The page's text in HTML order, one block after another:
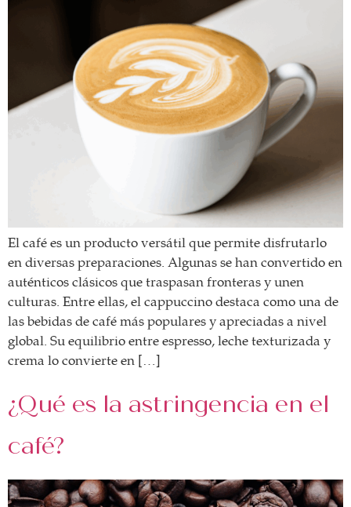
El café es un producto versátil que permite disfrutarlo
en diversas preparaciones. Algunas se han convertido en
auténticos clásicos que traspasan fronteras y unen
culturas. Entre ellas, el cappuccino destaca como una de
las bebidas de café más populares y apreciadas a nivel
global. Su equilibrio entre espresso, leche texturizada y
crema lo convierte en […]
¿Qué es la astringencia en el
café?